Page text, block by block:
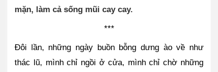
mặn, làm cả sống mũi cay cay.
***
Đôi lần, những ngày buồn bỗng dưng ào về như
thác lũ, mình chỉ ngồi ở cửa, mình chỉ chờ những